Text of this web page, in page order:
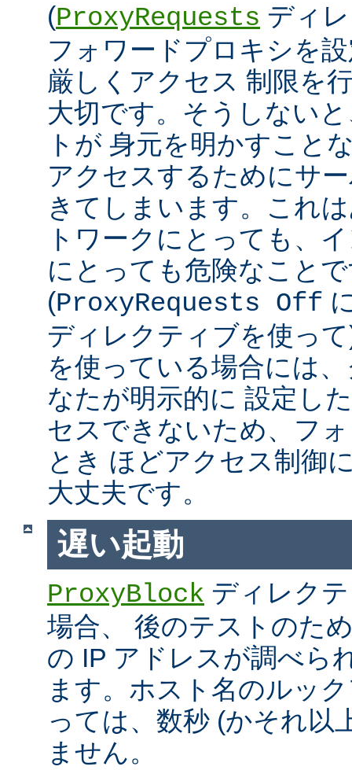
(ProxyRequests ディ
フォワードプロキシを
厳しくアクセス 制限を
大切です。そうしない
トが 身元を明かすこと
アクセスするためにサ
きてしまいます。これ
トワークにとっても、
にとっても危険なこと
(ProxyRequests Off
ディレクティブを使っ
を使っている場合には
なたが明示的に 設定し
セスできないため、フ
とき ほどアクセス制御
大丈夫です。
遅い起動
ProxyBlock ディレク
場合、 後のテストのた
の IP アドレスが調べら
ます。ホスト名のルッ
っては、数秒 (かそれ以
ません。